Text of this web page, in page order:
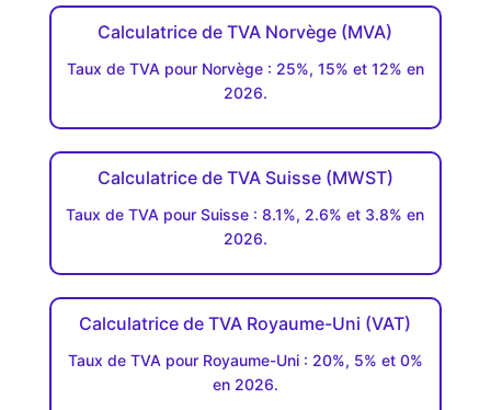
Calculatrice de TVA Norvège (MVA)
Taux de TVA pour Norvège : 25%, 15% et 12% en
2026.
Calculatrice de TVA Suisse (MWST)
Taux de TVA pour Suisse : 8.1%, 2.6% et 3.8% en
2026.
Calculatrice de TVA Royaume-Uni (VAT)
Taux de TVA pour Royaume-Uni : 20%, 5% et 0%
en 2026.